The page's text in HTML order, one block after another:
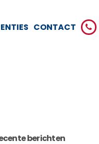
CONTACT
berichten